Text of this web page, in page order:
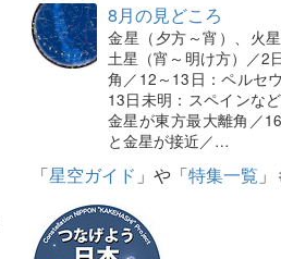
8月の見どころ
金星（夕方～宵）、火
土星（宵～明け方）／2
角／12～13日：ペルセ
13日未明：スペインな
金星が東方最大離角／
と金星が接近／…
「星空ガイド 」や「特集一覧